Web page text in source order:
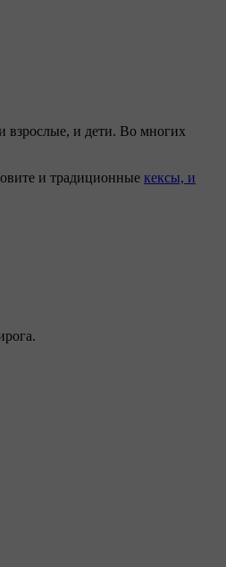
взрослые, и дети. Во многих
и традиционные кексы, и